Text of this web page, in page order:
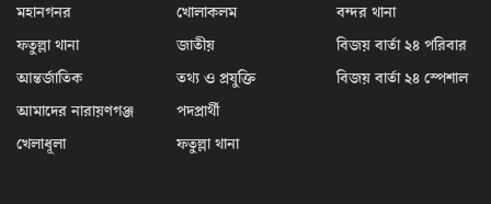
মহানগনর
ফতুল্লা থানা
আন্তর্জাতিক
আমাদের নারায়ণগঞ্জ
খেলাধূলা
খোলাকলম
জাতীয়
তথ্য ও প্রযুক্তি
পদপ্রার্থী
ফতুল্লা থানা
বন্দর থানা
বিজয় বার্তা ২৪ পরিবার
বিজয় বার্তা ২৪ স্পেশাল